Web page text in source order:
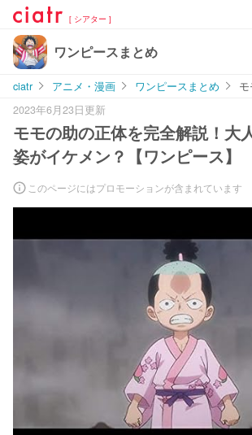
[ シアター ]
ワンピースまとめ
ciatr アニメ・漫画 ワンピースまとめ
2023年6月23日更新
モモの助の正体を完全解説！大
姿がイケメン？【ワンピース】
このページにはプロモーションが含まれています